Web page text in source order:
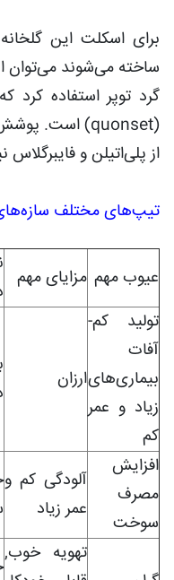
برای اسکلت این
ساخته می‌شوند می‌توان
گرد توپر استفاده کرد
(
quonset) است. پوشش
از پلی‌اتیلن و فایبرگلاس
تیپ‌های مختلف
عیوب مهم مزایای مهم
تولید کم-
آفات
بیماری‌های
زیاد و عمر
کم
ارزان
افزایش
مصرف
سوخت
آلودگی کم و
عمر زیاد
تهویه خوب,